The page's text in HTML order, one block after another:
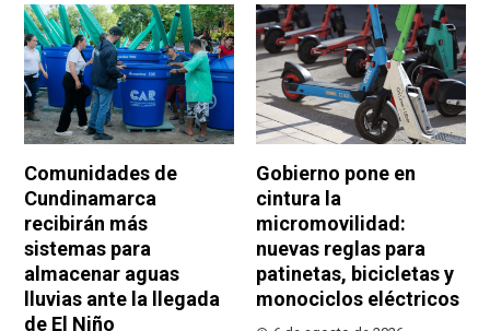
Comunidades de
Cundinamarca
recibirán más
sistemas para
almacenar aguas
lluvias ante la llegada
de El Niño
Gobierno pone en
cintura la
micromovilidad:
nuevas reglas para
patinetas, bicicletas y
monociclos eléctricos